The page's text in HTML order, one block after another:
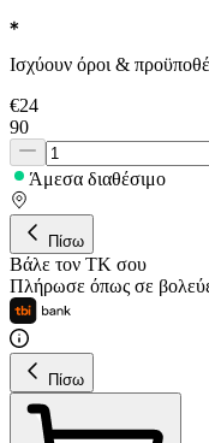
Ισχύουν όροι &
€24
90
Άμεσα διαθέσιμο
Πίσω
Βάλε τον ΤΚ σου
Πλήρωσε όπως σε
Πίσω